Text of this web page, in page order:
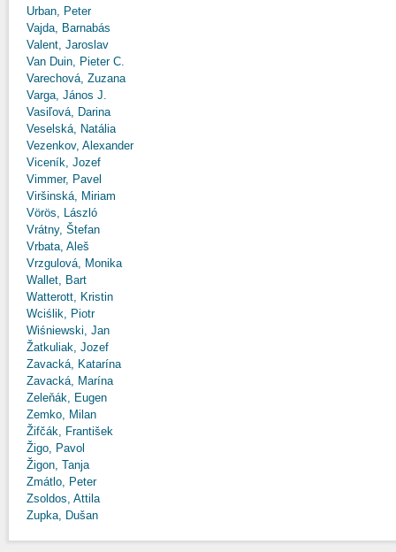
Urban, Peter
Vajda, Barnabás
Valent, Jaroslav
Van Duin, Pieter C.
Varechová, Zuzana
Varga, János J.
Vasiľová, Darina
Veselská, Natália
Vezenkov, Alexander
Viceník, Jozef
Vimmer, Pavel
Viršinská, Miriam
Vörös, László
Vrátny, Štefan
Vrbata, Aleš
Vrzgulová, Monika
Wallet, Bart
Watterott, Kristin
Wciślik, Piotr
Wiśniewski, Jan
Žatkuliak, Jozef
Zavacká, Katarína
Zavacká, Marína
Zeleňák, Eugen
Zemko, Milan
Žifčák, František
Žigo, Pavol
Žigon, Tanja
Zmátlo, Peter
Zsoldos, Attila
Zupka, Dušan